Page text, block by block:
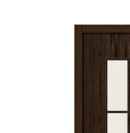
КОМПЛЕКТУЮЩИЕ